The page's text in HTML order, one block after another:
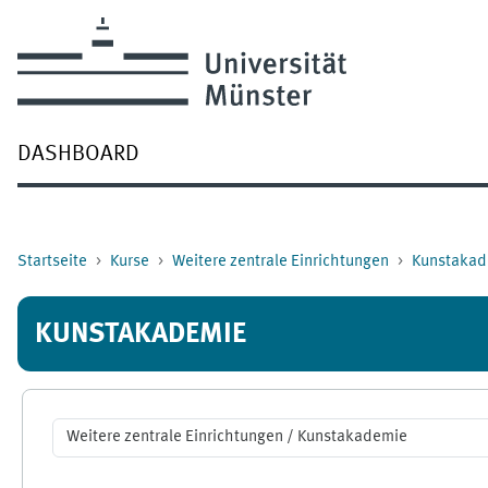
DASHBOARD
Startseite Kurse Weitere zentrale Einrichtungen
KUNSTAKADEMIE